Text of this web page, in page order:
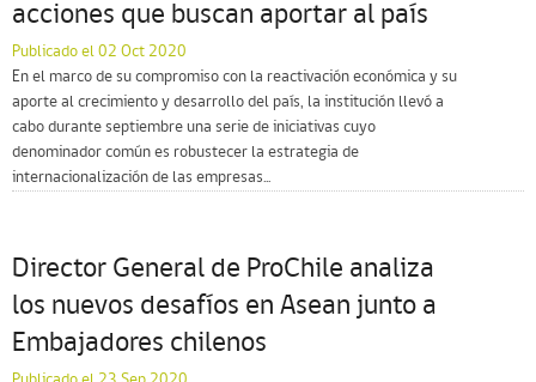
acciones que buscan aportar al país
Publicado el 02 Oct 2020
En el marco de su compromiso con la reactivación económica y su
aporte al crecimiento y desarrollo del país, la institución llevó a
cabo durante septiembre una serie de iniciativas cuyo
denominador común es robustecer la estrategia de
internacionalización de las empresas...
Director General de ProChile analiza
los nuevos desafíos en Asean junto a
Embajadores chilenos